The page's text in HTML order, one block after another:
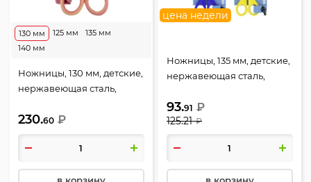
125 мм
130 мм
135 мм
140 мм
Ножницы, 130 мм, детские,
нержавеющая сталь,
вставки, европодвес,
Юниор Декор, Пуанты,
Erich Krause, 60491
230.60 ₽
цена недели
Ножницы, 135 мм, детские,
нержавеющая сталь,
вида, европодвес,
Berlingo, DNn_14024
93.91 ₽
125.21 ₽